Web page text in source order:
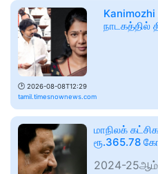
🕑 2026-08-08T12:29
tamil.timesnownews.com
நாடகத்தில்
மாநிலக்
ரூ.365.78
2024-